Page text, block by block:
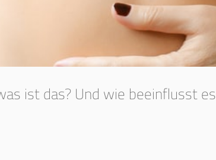
ist das? Und wie beeinflusst es